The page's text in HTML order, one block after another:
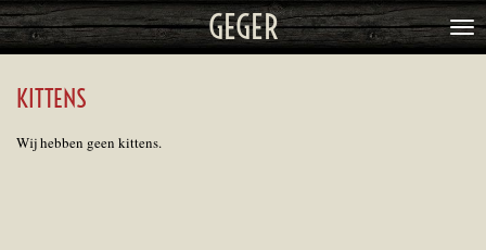
Ga
direct
de
GEGER
KITTENS
Wij hebben geen kittens.